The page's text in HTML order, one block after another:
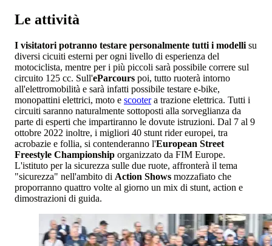
Le attività
I visitatori potranno testare personalmente tutti i modelli su
diversi cicuiti esterni per ogni livello di esperienza del
motociclista, mentre per i più piccoli sarà possibile correre sul
circuito 125 cc. Sull'eParcours poi, tutto ruoterà intorno
all'elettromobilità e sarà infatti possibile testare e-bike,
monopattini elettrici, moto e scootera trazione elettrica. Tutti i
circuiti saranno naturalmente sottoposti alla sorveglianza da
parte di esperti che impartiranno le dovute istruzioni. Dal 7 al 9
ottobre 2022 inoltre, i migliori 40 stunt rider europei, tra
acrobazie e follia, si contenderanno l'European Street
Freestyle Championship organizzato da FIM Europe.
L'istituto per la sicurezza sulle due ruote, affronterà il tema
"sicurezza" nell'ambito di Action Shows mozzafiato che
proporranno quattro volte al giorno un mix di stunt, action e
dimostrazioni di guida.